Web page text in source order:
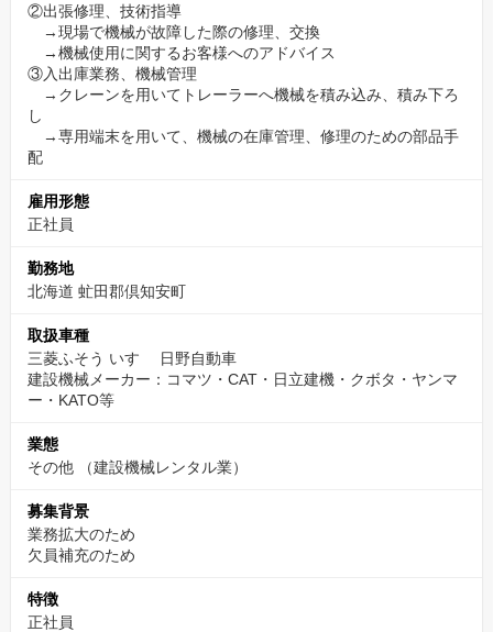
付与されるのは安心ですよね。
入社半年後には１０日の有給休暇付与となりますので、一緒に働
く仲間と調整しながら有給休暇取得日を計画し勤怠システムへ登
録、そして必要日数を必ず取得して頂きます。
ご不明点等ございましたら採用担当まで遠慮なくご質問下さい。
安心安定の当社で一緒に働きましょう！
②出張修理、技術指導
→現場で機械が故障した際の修理、交換
→機械使用に関するお客様へのアドバイス
③入出庫業務、機械管理
→クレーンを用いてトレーラーへ機械を積み込み、積み下ろ
し
→専用端末を用いて、機械の在庫管理、修理のための部品手
配
雇用形態
正社員
勤務地
北海道 虻田郡倶知安町
取扱車種
三菱ふそう いすゞ 日野自動車
建設機械メーカー：コマツ・CAT・日立建機・クボタ・ヤンマ
ー・KATO等
業態
その他
（建設機械レンタル業）
募集背景
業務拡大のため
欠員補充のため
特徴
正社員